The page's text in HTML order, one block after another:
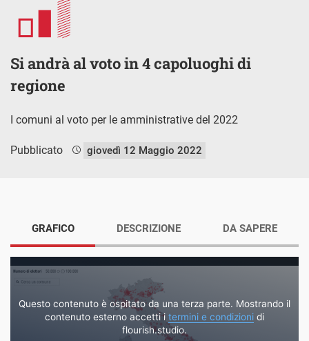
Si andrà al voto in 4 capoluoghi di
regione
I comuni al voto per le amministrative del 2022
Pubblicato giovedì 12 Maggio 2022
GRAFICO
Questo contenuto è ospitato da una terza parte. Mostrando il
contenuto esterno accetti i termini e condizioni di
flourish.studio.
DESCRIZIONE DA SAPERE